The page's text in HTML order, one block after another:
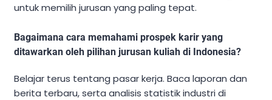
untuk memilih jurusan yang paling tepat.
Bagaimana cara memahami prospek karir yang
ditawarkan oleh pilihan jurusan kuliah di Indonesia?
Belajar terus tentang pasar kerja. Baca laporan dan
berita terbaru, serta analisis statistik industri di